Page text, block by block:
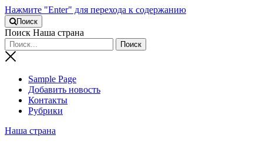
Нажмите "Enter" для перехода к содержанию
Поиск
Поиск Наша страна
Sample Page
Добавить новость
Контакты
Рубрики
Наша страна